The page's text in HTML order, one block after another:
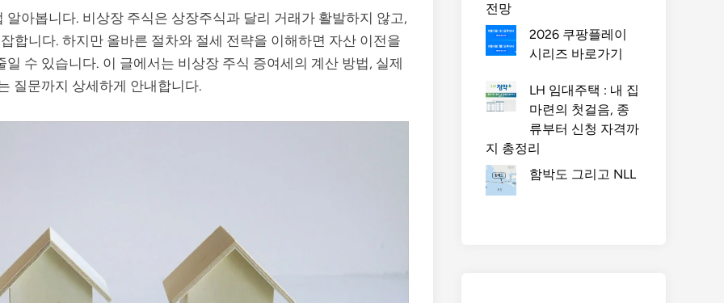
아봅니다. 비상장 주식은 상장주식과 달리 거래가 활발하지 않고,
합니다. 하지만 올바른 절차와 절세 전략을 이해하면 자산 이전을
수 있습니다. 이 글에서는 비상장 주식 증여세의 계산 방법, 실제
질문까지 상세하게 안내합니다.
전망
2026 쿠팡플레이
시리즈 바로가기
LH 임대주택 : 내 집
마련의 첫걸음, 종
류부터 신청 자격까
지 총정리
함박도 그리고 NLL